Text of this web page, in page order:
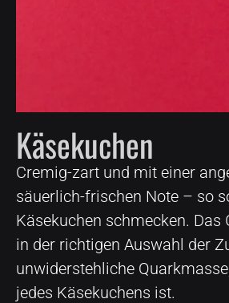
Käsekuchen
Cremig-zart und mit einer
säuerlich-frischen Note – so
Käsekuchen schmecken. Das
in der richtigen Auswahl der
unwiderstehliche
jedes Käsekuchens ist.